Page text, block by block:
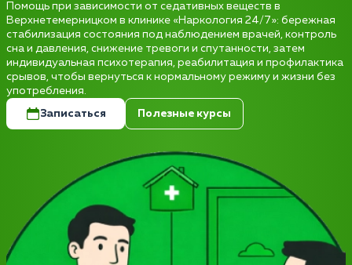
Помощь при зависимости от седативных веществ в
Верхнетемерницком в клинике «Наркология 24/7»: бережная
стабилизация состояния под наблюдением врачей, контроль
сна и давления, снижение тревоги и спутанности, затем
индивидуальная психотерапия, реабилитация и профилактика
срывов, чтобы вернуться к нормальному режиму и жизни без
употребления.
Записаться Полезные курсы